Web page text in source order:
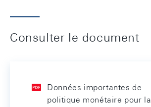
Consulter le document
Données importantes de
politique monétaire pour la